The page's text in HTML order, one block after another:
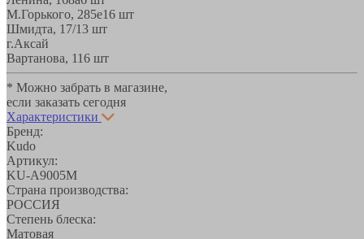
М.Горького, 285е16 шт
Шмидта, 17/13 шт
г.Аксай
Вартанова, 116 шт
* Можно забрать в магазине,
если заказать сегодня
Характеристики
Бренд:
Kudo
Артикул:
KU-A9005M
Страна производства:
РОССИЯ
Степень блеска:
Матовая